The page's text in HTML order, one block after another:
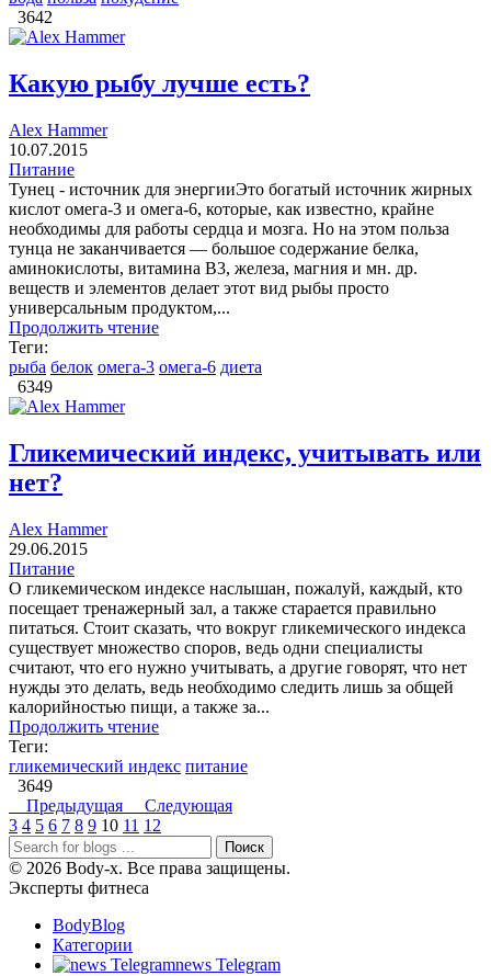
3642
Какую рыбу лучше есть?
Alex Hammer
10.07.2015
Питание
Тунец - источник для энергииЭто богатый источник жирных
кислот омега-3 и омега-6, которые, как известно, крайне
необходимы для работы сердца и мозга. Но на этом польза
тунца не заканчивается — большое содержание белка,
аминокислоты, витамина B3, железа, магния и мн. др.
веществ и элементов делает этот вид рыбы просто
универсальным продуктом,...
Продолжить чтение
Теги:
рыба белок омега-3 омега-6 диета
6349
Гликемический индекс, учитывать или
нет?
Alex Hammer
29.06.2015
Питание
О гликемическом индексе наслышан, пожалуй, каждый, кто
посещает тренажерный зал, а также старается правильно
питаться. Стоит сказать, что вокруг гликемического индекса
существует множество споров, ведь одни специалисты
считают, что его нужно учитывать, а другие говорят, что нет
нужды это делать, ведь необходимо следить лишь за общей
калорийностью пищи, а также за...
Продолжить чтение
Теги:
гликемический индекс питание
3649
Предыдущая
Следующая
3 4 5 6 7 8 9 10 11 12
Поиск
© 2026 Body-x. Все права защищены.
Эксперты фитнеса
BodyBlog
Категории
news Telegram